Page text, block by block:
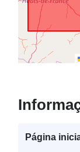
Página